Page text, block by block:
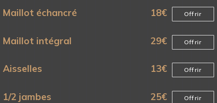
Maillot échancré 18€ Offrir
Maillot intégral 29€ Offrir
Aisselles 13€ Offrir
1/2 jambes 25€ Offrir